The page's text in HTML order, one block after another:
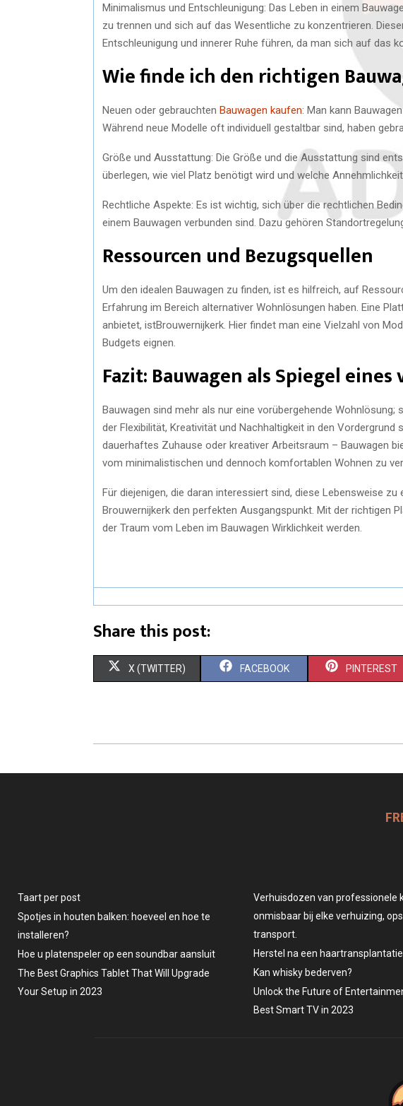
Minimalismus und Entschleunigung: Das Leben in einem
zu trennen und sich auf das Wesentliche zu konzentrieren.
Entschleunigung und innerer Ruhe führen, da man sich auf das
Wie finde ich den richtigen
Neuen oder gebrauchten Bauwagen kaufen: Man kann
Während neue Modelle oft individuell gestaltbar sind, haben
Größe und Ausstattung: Die Größe und die Ausstattung sind
überlegen, wie viel Platz benötigt wird und welche
Rechtliche Aspekte: Es ist wichtig, sich über die rechtlichen
einem Bauwagen verbunden sind. Dazu gehören
Ressourcen und Bezugsquellen
Um den idealen Bauwagen zu finden, ist es hilfreich, auf
Erfahrung im Bereich alternativer Wohnlösungen haben. Eine
anbietet, istBrouwernijkerk. Hier findet man eine Vielzahl von
Budgets eignen.
Fazit: Bauwagen als Spiegel
Bauwagen sind mehr als nur eine vorübergehende
der Flexibilität, Kreativität und Nachhaltigkeit in den Vordergrund
dauerhaftes Zuhause oder kreativer Arbeitsraum – Bauwagen
vom minimalistischen und dennoch komfortablen Wohnen zu
Für diejenigen, die daran interessiert sind, diese Lebensweise
Brouwernijkerk den perfekten Ausgangspunkt. Mit der richtigen
der Traum vom Leben im Bauwagen Wirklichkeit werden.
Share this post:
S
R
X (TWITTER) S
R
FACEBOOK S
R
PINTEREST
Taart per post
Spotjes in houten balken: hoeveel en hoe te
installeren?
Hoe u platenspeler op een soundbar aansluit
The Best Graphics Tablet That Will Upgrade
Your Setup in 2023
Verhuisdozen van professionele
onmisbaar bij elke verhuizing,
transport.
Herstel na een haartransplantatie
Kan whisky bederven?
Unlock the Future of
Best Smart TV in 2023